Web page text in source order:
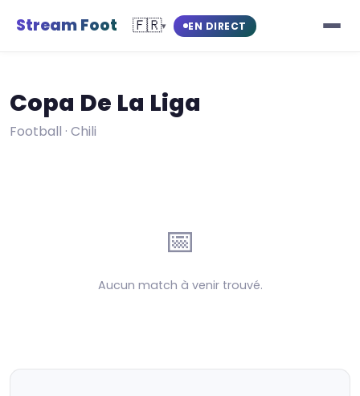
Stream Foot 🇫🇷▾ EN DIRECT
Copa De La Liga
Football · Chili
📅
Aucun match à venir trouvé.